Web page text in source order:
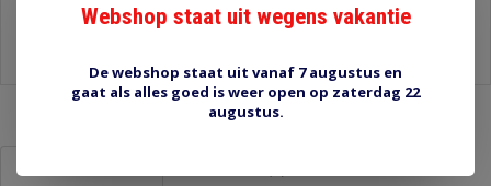
Webshop staat uit wegens vakantie
De webshop staat uit vanaf 7 augustus en
gaat als alles goed is weer open op zaterdag 22
augustus.